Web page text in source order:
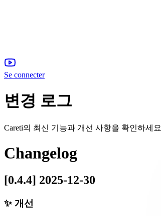
Se connecter
변경 로그
Careti의 최신 기능과 개선 사항을 확인하세요
Changelog
[0.4.4] 2025-12-30
✨ 개선